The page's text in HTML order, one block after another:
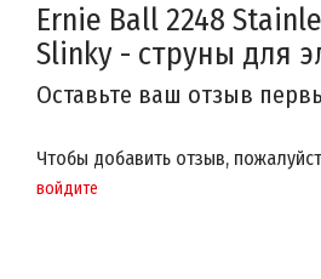
Ernie Ball 2248
Slinky - струны для
Оставьте ваш отзыв
Чтобы добавить отзыв,
войдите